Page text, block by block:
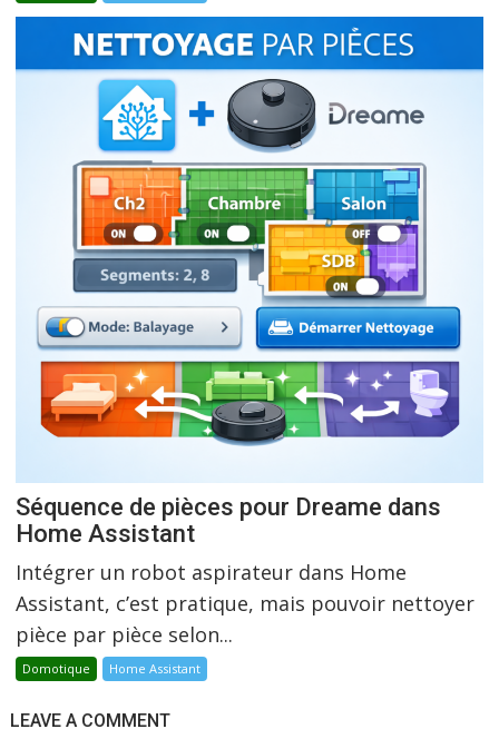
Séquence de pièces pour Dreame dans
Home Assistant
Intégrer un robot aspirateur dans Home
Assistant, c’est pratique, mais pouvoir nettoyer
pièce par pièce selon...
Domotique Home Assistant
LEAVE A COMMENT